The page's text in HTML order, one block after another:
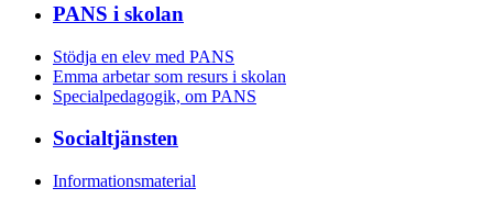
PANS i skolan
Stödja en elev med PANS
Emma arbetar som resurs i skolan
Specialpedagogik, om PANS
Socialtjänsten
Informationsmaterial